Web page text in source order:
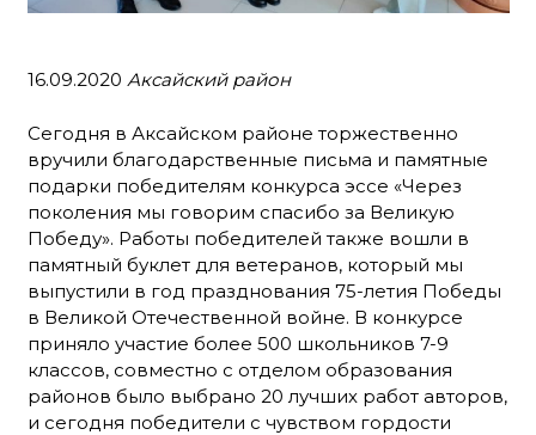
16.09.2020 Аксайский район
Сегодня в Аксайском районе торжественно
вручили благодарственные письма и памятные
подарки победителям конкурса эссе «Через
поколения мы говорим спасибо за Великую
Победу». Работы победителей также вошли в
памятный буклет для ветеранов, который мы
выпустили в год празднования 75-летия Победы
в Великой Отечественной войне. В конкурсе
приняло участие более 500 школьников 7-9
классов, совместно с отделом образования
районов было выбрано 20 лучших работ авторов,
и сегодня победители с чувством гордости